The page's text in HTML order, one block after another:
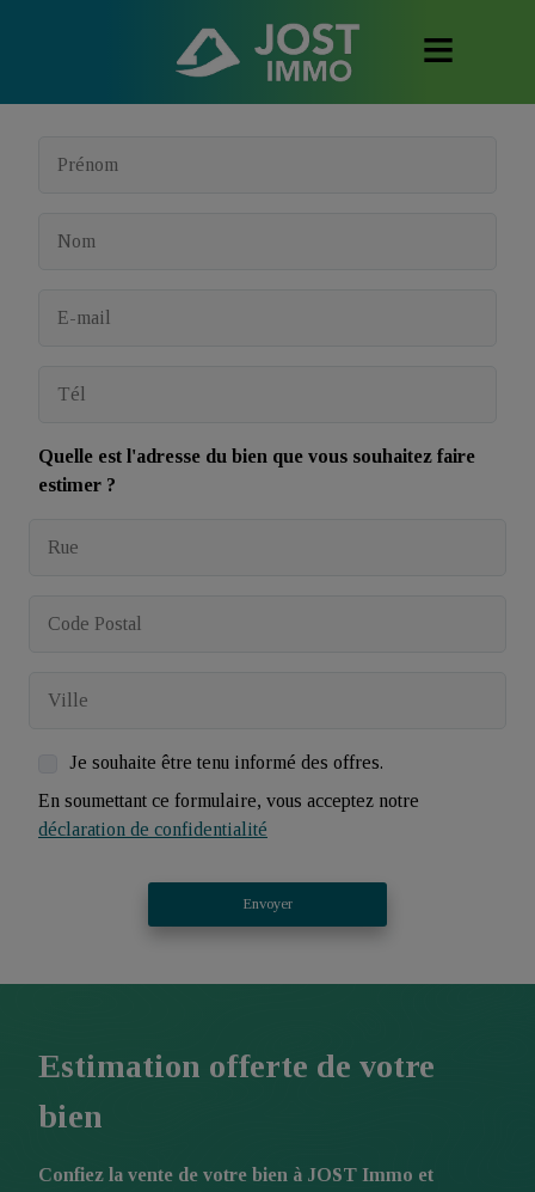
Quelle est l'adresse du bien que vous souhaitez faire
estimer ?
Je souhaite être tenu informé des offres.
En soumettant ce formulaire, vous acceptez notre
déclaration de confidentialité
Envoyer
Estimation offerte de votre
bien
Confiez la vente de votre bien à JOST Immo et